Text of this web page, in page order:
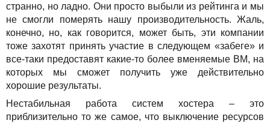
странно, но ладно. Они просто выбыли из рейтинга и мы
не смогли померять нашу производительность. Жаль,
конечно, но, как говорится, может быть, эти компании
тоже захотят принять участие в следующем «забеге» и
все-таки предоставят какие-то более вменяемые ВМ, на
которых мы сможет получить уже действительно
хорошие результаты.
Нестабильная работа систем хостера – это
приблизительно то же самое, что выключение ресурсов